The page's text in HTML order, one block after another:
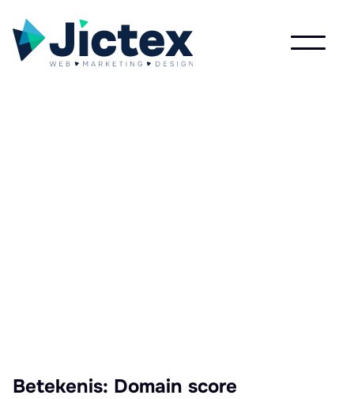
Betekenis: Domain score